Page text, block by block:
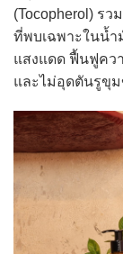
(Tocopherol) ร
ที่พบเฉพาะในน้ำ
แสงแดด ฟื้นฟูคว
และไม่อุดตันรูขุ